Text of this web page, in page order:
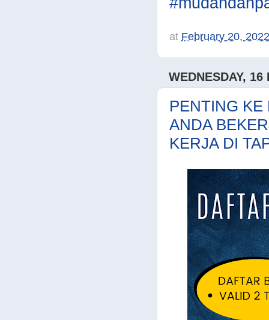
at February 20, 2022
WEDNESDAY, 16
PENTING KE
ANDA
KERJA DI